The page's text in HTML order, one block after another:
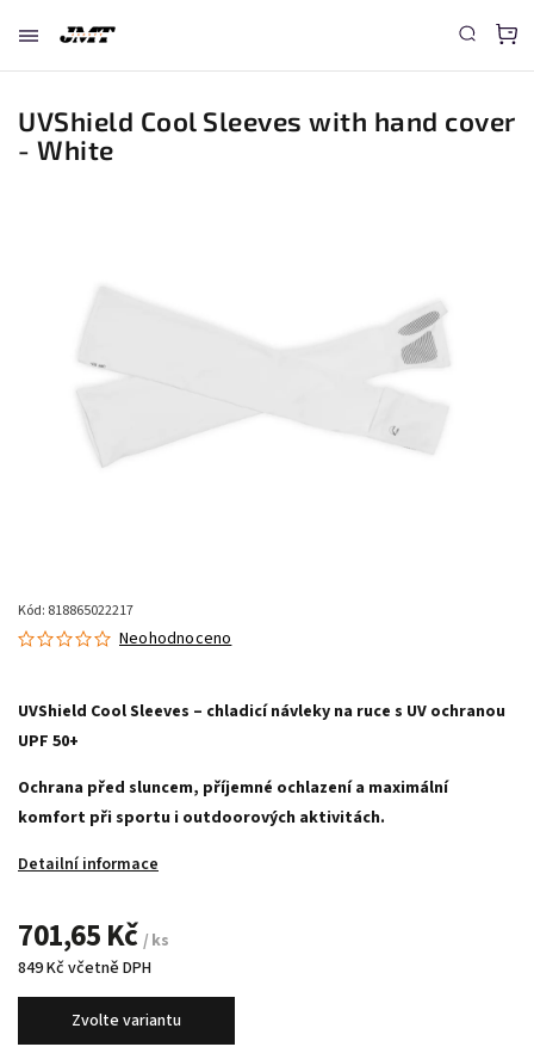
UVShield Cool Sleeves with hand cover
- White
Kód: 818865022217
Neohodnoceno
UVShield Cool Sleeves – chladicí návleky na ruce s UV ochranou
UPF 50+
Ochrana před sluncem, příjemné ochlazení a maximální
komfort při sportu i outdoorových aktivitách.
Detailní informace
701,65 Kč / ks
849 Kč včetně DPH
Zvolte variantu